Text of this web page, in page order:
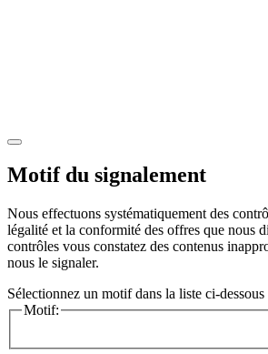
Motif du signalement
Nous effectuons systématiquement des
légalité et la conformité des offres que nous
contrôles vous constatez des contenus
nous le signaler.
Sélectionnez un motif dans la liste ci-dessous
Motif: